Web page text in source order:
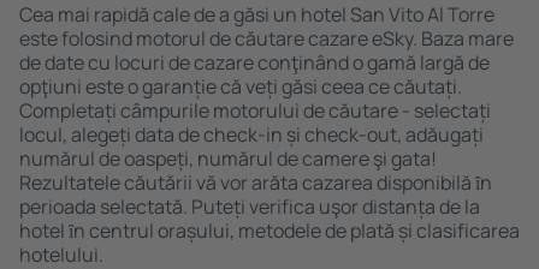
Cea mai rapidă cale de a găsi un hotel San Vito Al Torre
este folosind motorul de căutare cazare eSky. Baza mare
de date cu locuri de cazare conţinând o gamă largă de
opţiuni este o garanție că veți găsi ceea ce căutați.
Completați câmpurile motorului de căutare - selectați
locul, alegeți data de check-in și check-out, adăugați
numărul de oaspeți, numărul de camere şi gata!
Rezultatele căutării vă vor arăta cazarea disponibilă ȋn
perioada selectată. Puteți verifica uşor distanța de la
hotel ȋn centrul orașului, metodele de plată și clasificarea
hotelului.